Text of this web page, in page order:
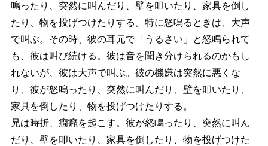
鳴ったり、突然に叫んだり、壁を叩いたり、家具を倒し
たり、物を投げつけたりする。特に怒鳴るときは、大声
で叫ぶ。その時、彼の耳元で「うるさい」と怒鳴られて
も、彼は叫び続ける。彼は音を聞き分けられるのかもし
れないが、彼は大声で叫ぶ。彼の機嫌は突然に悪くな
り、彼が怒鳴ったり、突然に叫んだり、壁を叩いたり、
家具を倒したり、物を投げつけたりする。
兄は時折、癇癪を起こす。彼が怒鳴ったり、突然に叫ん
だり、壁を叩いたり、家具を倒したり、物を投げつけた